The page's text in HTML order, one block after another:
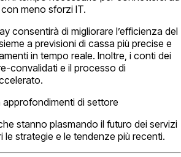
meno sforzi IT.
consentirà di migliorare l’efficienza del
a previsioni di cassa più precise e
in tempo reale. Inoltre, i conti dei
convalidati e il processo di
approfondimenti di settore
stanno plasmando il futuro dei servizi
strategie e le tendenze più recenti.